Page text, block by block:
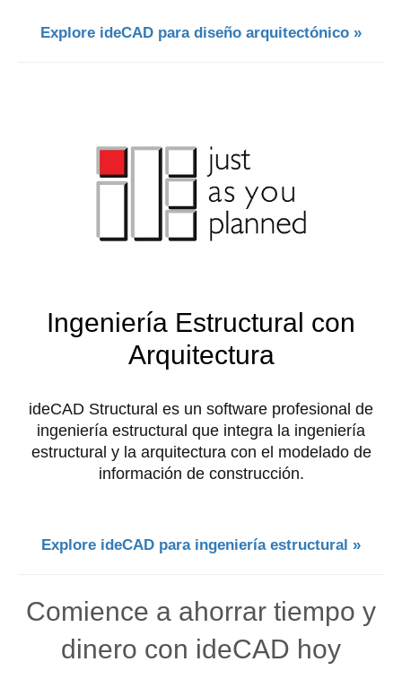
Explore ideCAD para diseño arquitectónico »
Ingeniería Estructural con
Arquitectura
ideCAD Structural es un software profesional de
ingeniería estructural que integra la ingeniería
estructural y la arquitectura con el modelado de
información de construcción.
Explore ideCAD para ingeniería estructural »
Comience a ahorrar tiempo y
dinero con ideCAD hoy